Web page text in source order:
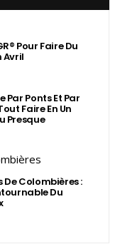
Pour Faire Du
Avril
Par Ponts Et Par
Faire En Un
Presque
De Colombières :
Du